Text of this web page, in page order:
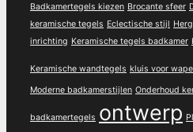
Badkamertegels kiezen Brocante sfeer
keramische tegels Eclectische stijl
inrichting Keramische tegels badkamer
Keramische wandtegels kluis voor
Moderne badkamerstijlen Onderhoud
badkamertegels ontwerp